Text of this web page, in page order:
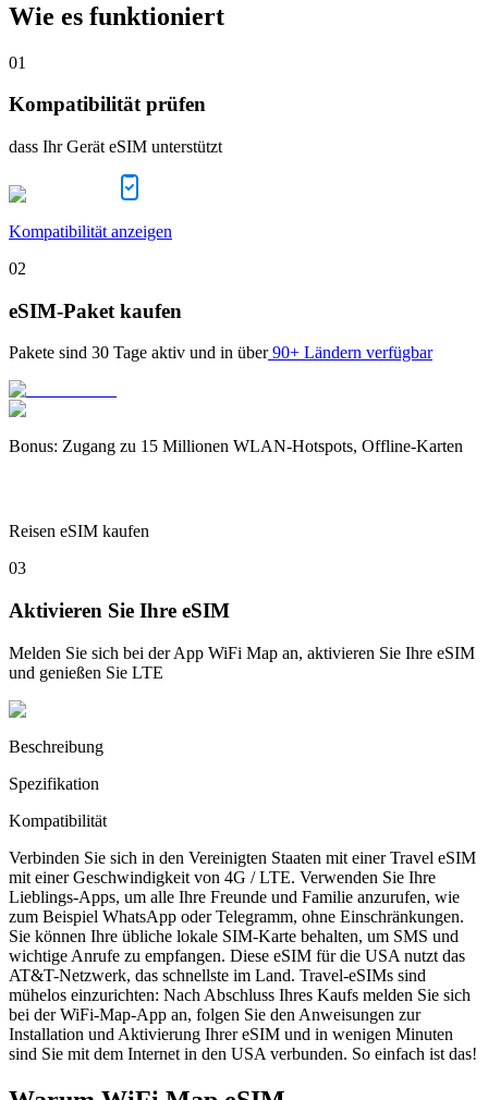
Wie es funktioniert
01
Kompatibilität prüfen
dass Ihr Gerät eSIM unterstützt
Kompatibilität anzeigen
02
eSIM-Paket kaufen
Pakete sind 30 Tage aktiv und in über 90+ Ländern verfügbar
Bonus: Zugang zu 15 Millionen WLAN-Hotspots, Offline-Karten
Reisen eSIM kaufen
03
Aktivieren Sie Ihre eSIM
Melden Sie sich bei der App WiFi Map an, aktivieren Sie Ihre eSIM
und genießen Sie LTE
Beschreibung
Spezifikation
Kompatibilität
Verbinden Sie sich in den Vereinigten Staaten mit einer Travel eSIM
mit einer Geschwindigkeit von 4G / LTE. Verwenden Sie Ihre
Lieblings-Apps, um alle Ihre Freunde und Familie anzurufen, wie
zum Beispiel WhatsApp oder Telegramm, ohne Einschränkungen.
Sie können Ihre übliche lokale SIM-Karte behalten, um SMS und
wichtige Anrufe zu empfangen. Diese eSIM für die USA nutzt das
AT&T-Netzwerk, das schnellste im Land. Travel-eSIMs sind
mühelos einzurichten: Nach Abschluss Ihres Kaufs melden Sie sich
bei der WiFi-Map-App an, folgen Sie den Anweisungen zur
Installation und Aktivierung Ihrer eSIM und in wenigen Minuten
sind Sie mit dem Internet in den USA verbunden. So einfach ist das!